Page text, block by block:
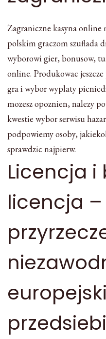
Zagraniczne kasyna
polskim graczom szuflada
wyborowi gier, bonusow,
online. Produkowac
gra i wybor wyplaty
mozesz opoznien, nalezy
kwestie wybor serwisu
podpowiemy osoby,
sprawdzic najpierw.
Licencja i
licencja –